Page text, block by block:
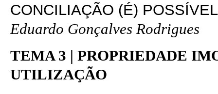
CONCILIAÇÃO (É) POSSÍVEL
Eduardo Gonçalves Rodrigues
TEMA 3 | PROPRIEDADE
UTILIZAÇÃO